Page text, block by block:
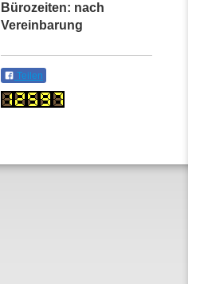
Bürozeiten: nach
Vereinbarung
Teilen